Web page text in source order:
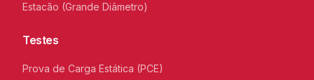
Estacão (Grande Diâmetro)
Testes
Prova de Carga Estática (PCE)